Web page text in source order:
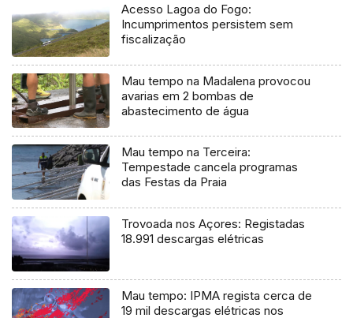
Acesso Lagoa do Fogo:
Incumprimentos persistem sem
fiscalização
Mau tempo na Madalena provocou
avarias em 2 bombas de
abastecimento de água
Mau tempo na Terceira:
Tempestade cancela programas
das Festas da Praia
Trovoada nos Açores: Registadas
18.991 descargas elétricas
Mau tempo: IPMA regista cerca de
19 mil descargas elétricas nos